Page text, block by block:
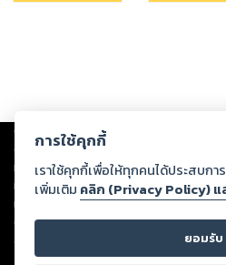
Copyright © 2026
ต่อผลงานหรือเนื้อหาใดที่อัปโหลดผ่านเว็บไซ
ทรัพย์สินทางปัญญาของบุคคลอื่นหรือขัดต่อ
ทุกท่านโปรดใช้วิจารณญาณในการกลั่นกรอง
หนึ่งส่วนใดขัดต่อกฎหมายและศีลธรรม กรุณา
ดำเนินการในทันที ทั้งนี้ ทางสตอรี่ล็อกขอ
ลิขสิทธิ์ พ.ศ. 2537 (ฉบับล่าสุด)
การใช้คุกกี้
เราใช้คุกกี้เพื่อให้ทุกคนได้ประสบก
เพิ่มเติม คลิก (Privacy Policy)
ยอมรับ